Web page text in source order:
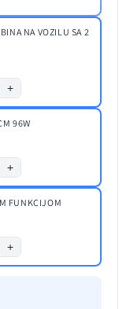
NA VOZILU SA 2
+
96W
+
FUNKCIJOM
+